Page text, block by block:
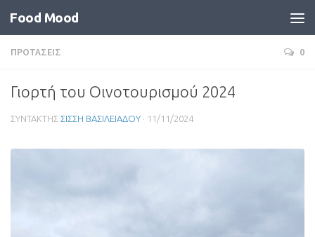
Food Mood
ΠΡΟΤΑΣΕΙΣ 0
Γιορτή του Οινοτουρισμού 2024
ΣΥΝΤΑΚΤΗΣ ΣΙΣΣΗ ΒΑΣΙΛΕΙΑΔΟΥ · 11/11/2024